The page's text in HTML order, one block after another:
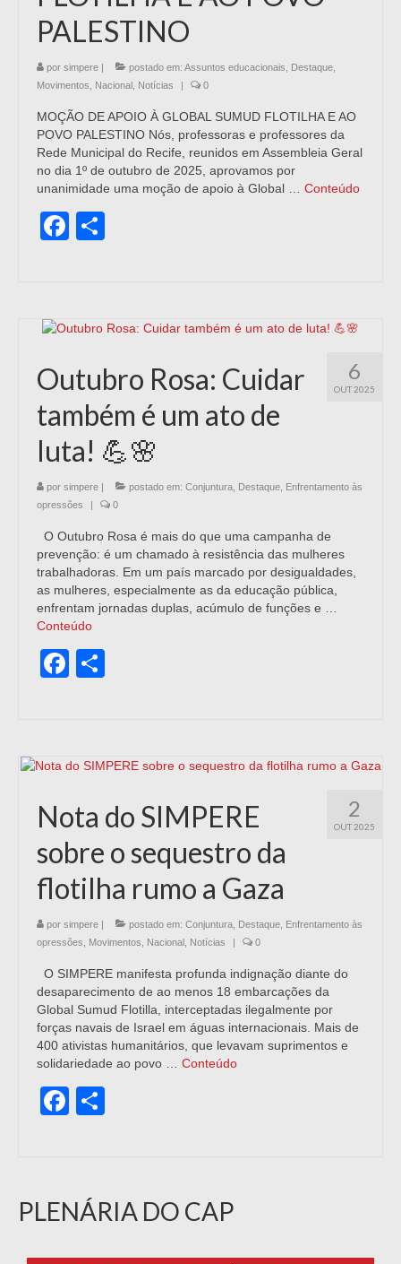
PALESTINO
por simpere | postado em: Assuntos educacionais Destaque
Movimentos
Nacional Notícias | 0
MOÇÃO DE APOIO À GLOBAL SUMUD FLOTILHA E AO
POVO PALESTINO Nós, professoras e professores da
Rede Municipal do Recife, reunidos em Assembleia Geral
no dia 1º de outubro de 2025, aprovamos por
unanimidade uma moção de apoio à Global … Conteúdo
Facebook
6
OUT 2025
Outubro Rosa: Cuidar
também é um ato de
luta! 💪🌸
por simpere | postado em: Conjuntura Destaque Enfrentamento às
opressões
| 0
O Outubro Rosa é mais do que uma campanha de
prevenção: é um chamado à resistência das mulheres
trabalhadoras. Em um país marcado por desigualdades,
as mulheres, especialmente as da educação pública,
enfrentam jornadas duplas, acúmulo de funções e …
Conteúdo
Facebook
2
OUT 2025
Nota do SIMPERE
sobre o sequestro da
flotilha rumo a Gaza
por simpere | postado em: Conjuntura Destaque Enfrentamento às
opressões
Movimentos Nacional Notícias | 0
O SIMPERE manifesta profunda indignação diante do
desaparecimento de ao menos 18 embarcações da
Global Sumud Flotilla, interceptadas ilegalmente por
forças navais de Israel em águas internacionais. Mais de
400 ativistas humanitários, que levavam suprimentos e
solidariedade ao povo … Conteúdo
Facebook
PLENÁRIA DO CAP